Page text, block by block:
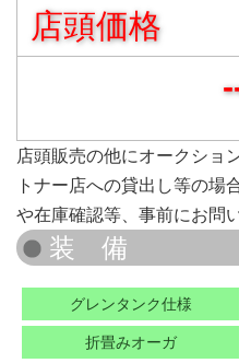
店頭価格
店頭販売の他にオークショ
トナー店への貸出し等の場
や在庫確認等、事前にお問
グレンタンク仕様
折畳みオーガ